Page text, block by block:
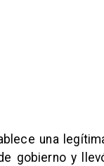
una
gobierno y